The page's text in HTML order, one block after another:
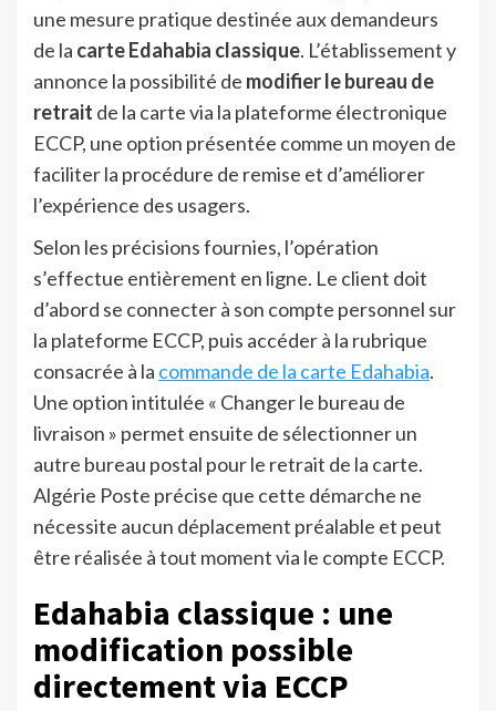
une mesure pratique destinée aux demandeurs
de la carte Edahabia classique. L’établissement y
annonce la possibilité de modifier le bureau de
retrait de la carte via la plateforme électronique
ECCP, une option présentée comme un moyen de
faciliter la procédure de remise et d’améliorer
l’expérience des usagers.
Selon les précisions fournies, l’opération
s’effectue entièrement en ligne. Le client doit
d’abord se connecter à son compte personnel sur
la plateforme ECCP, puis accéder à la rubrique
consacrée à la commande de la carte Edahabia.
Une option intitulée « Changer le bureau de
livraison » permet ensuite de sélectionner un
autre bureau postal pour le retrait de la carte.
Algérie Poste précise que cette démarche ne
nécessite aucun déplacement préalable et peut
être réalisée à tout moment via le compte ECCP.
Edahabia classique : une
modification possible
directement via ECCP